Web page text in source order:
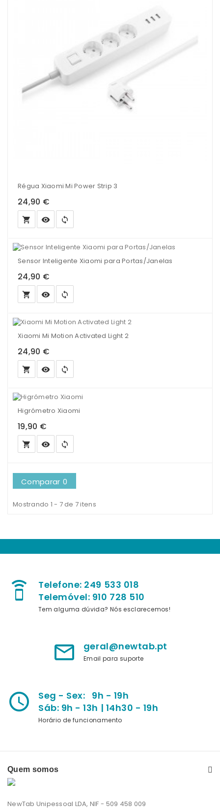
Régua Xiaomi Mi Power Strip 3
24,90 €
local_grocery_store visibility sync
Sensor Inteligente Xiaomi para Portas/Janelas
24,90 €
local_grocery_store visibility sync
Xiaomi Mi Motion Activated Light 2
24,90 €
local_grocery_store visibility sync
Higrómetro Xiaomi
19,90 €
local_grocery_store visibility sync
Comparar 0
Mostrando 1 - 7 de 7 itens
speaker_phone
Telefone: 249 533 018
Telemóvel: 910 728 510
Tem alguma dúvida? Nós esclarecemos!
mail_outline geral@newtab.pt
Email para suporte
access_time
Seg - Sex: 9h - 19h
Sáb: 9h - 13h | 14h30 - 19h
Horário de funcionamento
Quem somos
NewTab Unipessoal LDA, NIF - 509 458 009